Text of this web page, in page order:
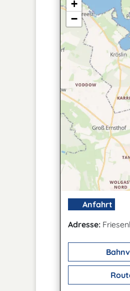
+
−
Anfahrt
Adresse: